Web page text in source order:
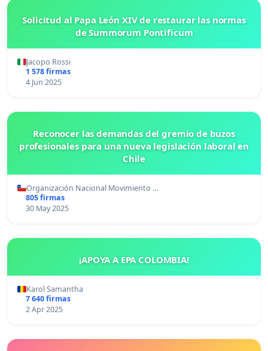
Solicitud al Papa León XIV de restaurar las normas
de Summorum Pontificum
Jacopo Rossi
1 578 firmas
4 Jun 2025
Reconocer las demandas del gremio de buzos
profesionales para una nueva legislación laboral en
Chile
Organización Nacional Movimiento …
805 firmas
30 May 2025
¡APOYA A EPA COLOMBIA!
Karol Samantha
7 640 firmas
2 Apr 2025